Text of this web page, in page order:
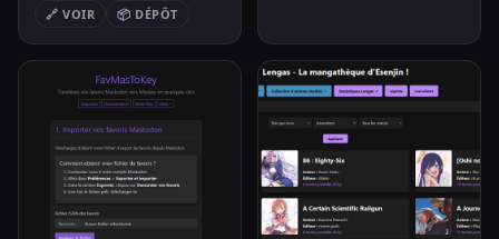
🔗 VOIR 📦 DÉPÔT